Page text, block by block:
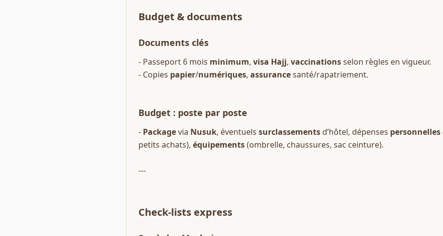
Budget & documents
Documents clés
- Passeport 6 mois minimum, visa Hajj, vaccinations selon règles en vigueur.
- Copies papier/numériques, assurance santé/rapatriement.
Budget : poste par poste
- Package via Nusuk, éventuels surclassements d’hôtel, dépenses personnelles
petits achats), équipements (ombrelle, chaussures, sac ceinture).
---
Check-lists express